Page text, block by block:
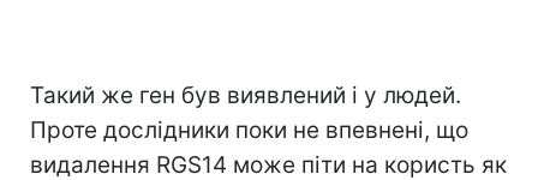
Такий же ген був виявлений і у людей.
Проте дослідники поки не впевнені, що
видалення RGS14 може піти на користь як